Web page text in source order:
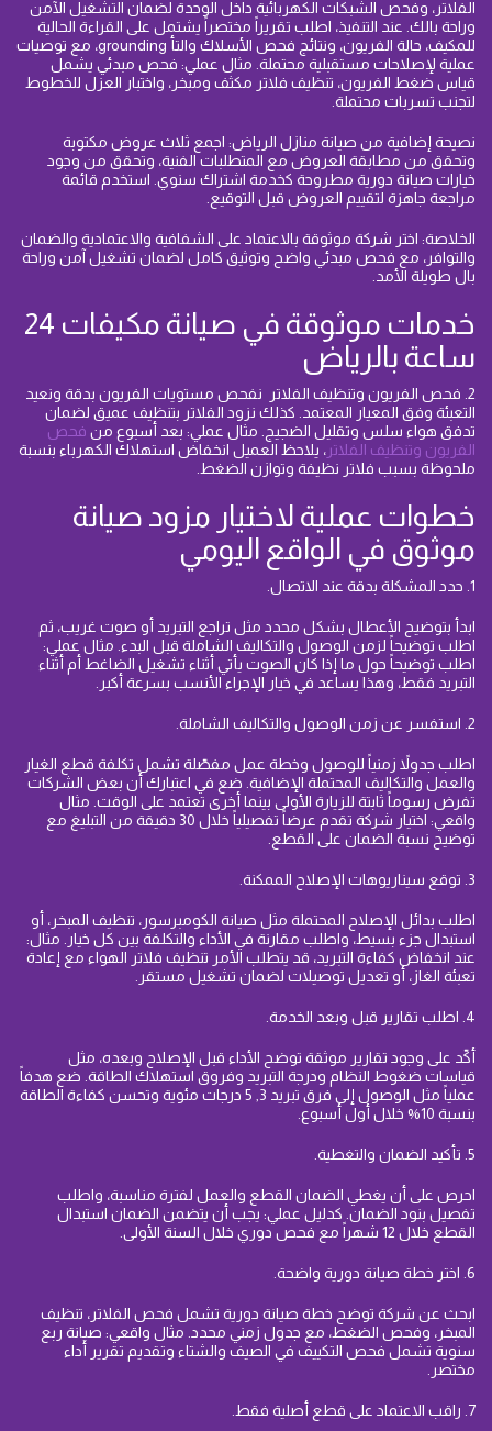
الفلاتر، وفحص الشبكات الكهربائية داخل الوحدة لضمان التشغيل الآمن
وراحة بالك. عند التنفيذ، اطلب تقريراً مختصراً يشتمل على القراءة الحالية
للمكيف، حالة الفريون، ونتائج فحص الأسلاك والتأ grounding، مع توصيات
عملية لإصلاحات مستقبلية محتملة. مثال عملي: فحص مبدئي يشمل
قياس ضغط الفريون، تنظيف فلاتر مكثف ومبخر، واختبار العزل للخطوط
لتجنب تسربات محتملة.
نصيحة إضافية من صيانة منازل الرياض: اجمع ثلاث عروض مكتوبة
وتحقق من مطابقة العروض مع المتطلبات الفنية، وتحقق من وجود
خيارات صيانة دورية مطروحة كخدمة اشتراك سنوي. استخدم قائمة
مراجعة جاهزة لتقييم العروض قبل التوقيع.
الخلاصة: اختر شركة موثوقة بالاعتماد على الشفافية والاعتمادية والضمان
والتوافر، مع فحص مبدئي واضح وتوثيق كامل لضمان تشغيل آمن وراحة
بال طويلة الأمد.
خدمات موثوقة في صيانة مكيفات 24
ساعة بالرياض
2. فحص الفريون وتنظيف الفلاتر نفحص مستويات الفريون بدقة ونعيد
التعبئة وفق المعيار المعتمد. كذلك نزود الفلاتر بتنظيف عميق لضمان
تدفق هواء سلس وتقليل الضجيج. مثال عملي: بعد أسبوع من فحص
الفريون وتنظيف الفلاتر ، يلاحظ العميل انخفاض استهلاك الكهرباء بنسبة
ملحوظة بسبب فلاتر نظيفة وتوازن الضغط.
خطوات عملية لاختيار مزود صيانة
موثوق في الواقع اليومي
1. حدد المشكلة بدقة عند الاتصال.
ابدأ بتوضيح الأعطال بشكل محدد مثل تراجع التبريد أو صوت غريب، ثم
اطلب توضيحاً لزمن الوصول والتكاليف الشاملة قبل البدء. مثال عملي:
اطلب توضيحاً حول ما إذا كان الصوت يأتي أثناء تشغيل الضاغط أم أثناء
التبريد فقط، وهذا يساعد في خيار الإجراء الأنسب بسرعة أكبر.
2. استفسر عن زمن الوصول والتكاليف الشاملة.
اطلب جدولاً زمنياً للوصول وخطة عمل مفصّلة تشمل تكلفة قطع الغيار
والعمل والتكاليف المحتملة الإضافية. ضع في اعتبارك أن بعض الشركات
تفرض رسوماً ثابتة للزيارة الأولى بينما أخرى تعتمد على الوقت. مثال
واقعي: اختيار شركة تقدم عرضاً تفصيلياً خلال 30 دقيقة من التبليغ مع
توضيح نسبة الضمان على القطع.
3. توقع سيناريوهات الإصلاح الممكنة.
اطلب بدائل الإصلاح المحتملة مثل صيانة الكومبرسور، تنظيف المبخر، أو
استبدال جزء بسيط، واطلب مقارنة في الأداء والتكلفة بين كل خيار. مثال:
عند انخفاض كفاءة التبريد، قد يتطلب الأمر تنظيف فلاتر الهواء مع إعادة
تعبئة الغاز، أو تعديل توصيلات لضمان تشغيل مستقر.
4. اطلب تقارير قبل وبعد الخدمة.
أكّد على وجود تقارير موثقة توضح الأداء قبل الإصلاح وبعده، مثل
قياسات ضغوط النظام ودرجة التبريد وفروق استهلاك الطاقة. ضع هدفاً
عملياً مثل الوصول إلى فرق تبريد 3, 5 درجات مئوية وتحسن كفاءة الطاقة
بنسبة 10% خلال أول أسبوع.
5. تأكيد الضمان والتغطية.
احرص على أن يغطي الضمان القطع والعمل لفترة مناسبة، واطلب
تفصيل بنود الضمان. كدليل عملي: يجب أن يتضمن الضمان استبدال
القطع خلال 12 شهراً مع فحص دوري خلال السنة الأولى.
6. اختر خطة صيانة دورية واضحة.
ابحث عن شركة توضح خطة صيانة دورية تشمل فحص الفلاتر، تنظيف
المبخر، وفحص الضغط، مع جدول زمني محدد. مثال واقعي: صيانة ربع
سنوية تشمل فحص التكييف في الصيف والشتاء وتقديم تقرير أداء
مختصر.
7. راقب الاعتماد على قطع أصلية فقط.